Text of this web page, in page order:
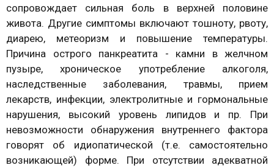
сопровождает сильная боль в верхней половине
живота. Другие симптомы включают тошноту, рвоту,
диарею, метеоризм и повышение температуры.
Причина острого панкреатита - камни в желчном
пузыре, хроническое употребление алкоголя,
наследственные заболевания, травмы, прием
лекарств, инфекции, электролитные и гормональные
нарушения, высокий уровень липидов и пр. При
невозможности обнаружения внутреннего фактора
говорят об идиопатической (т.е. самостоятельно
возникающей) форме. При отсутствии адекватной